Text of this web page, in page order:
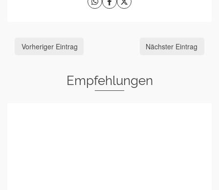
Vorheriger Eintrag Nächster Eintrag
Empfehlungen